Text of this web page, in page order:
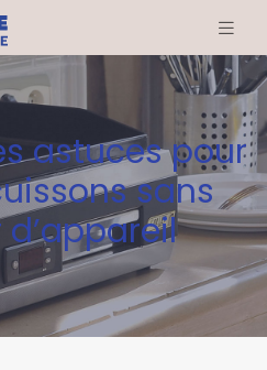
astuces pour
sans